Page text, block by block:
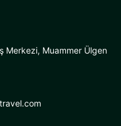
Merkezi, Muammer Ülgen